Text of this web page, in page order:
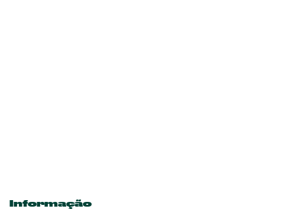
Informação